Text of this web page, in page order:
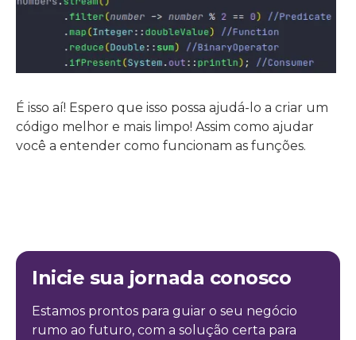
É isso aí! Espero que isso possa ajudá-lo a criar um
código melhor e mais limpo! Assim como ajudar
você a entender como funcionam as funções.
Inicie sua jornada conosco
Estamos prontos para guiar o seu negócio
rumo ao futuro, com a solução certa para